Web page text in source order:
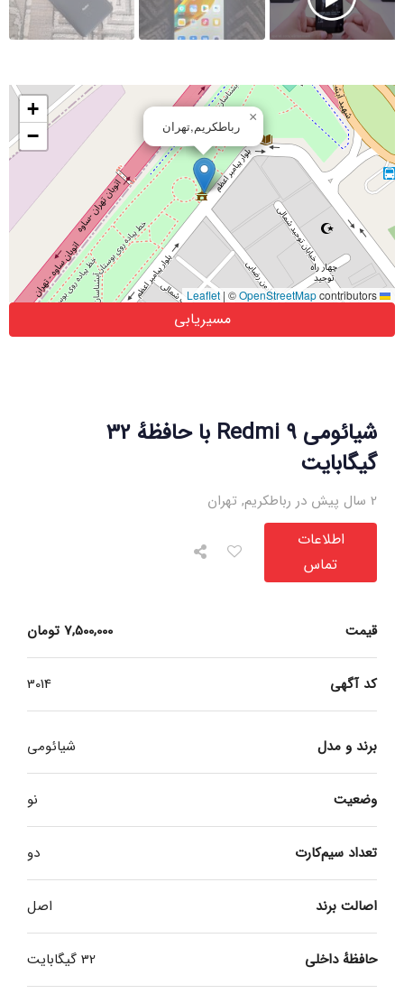
شیائومی Redmi 9 با حافظهٔ 32
گیگابایت
2 سال پیش در رباطکریم , تهران
اطلاعات
تماس
قیمت 7,500,000 تومان
کد آگهی 3014
برند و مدل شیائومی
وضعیت نو
تعداد سیم‌کارت دو
اصالت برند اصل
حافظهٔ داخلی 32 گیگابایت
رباطکریم,تهران
×
+
−
| ©OpenStreetMapcontributors
مسیریابی